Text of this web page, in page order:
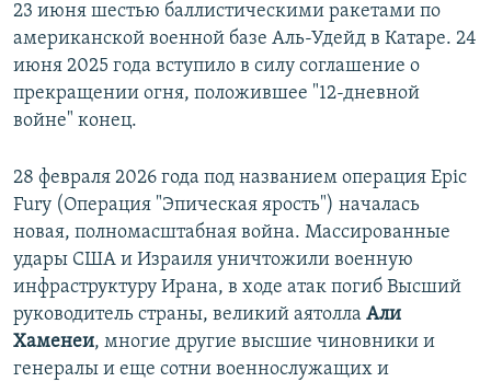
23 июня шестью баллистическими ракетами по
американской военной базе Аль-Удейд в Катаре. 24
июня 2025 года вступило в силу соглашение о
прекращении огня, положившее "12-дневной
войне" конец.
28 февраля 2026 года под названием операция Epic
Fury (Операция "Эпическая ярость") началась
новая, полномасштабная война. Массированные
удары США и Израиля уничтожили военную
инфраструктуру Ирана, в ходе атак погиб Высший
руководитель страны, великий аятолла Али
Хаменеи, многие другие высшие чиновники и
генералы и еще сотни военнослужащих и